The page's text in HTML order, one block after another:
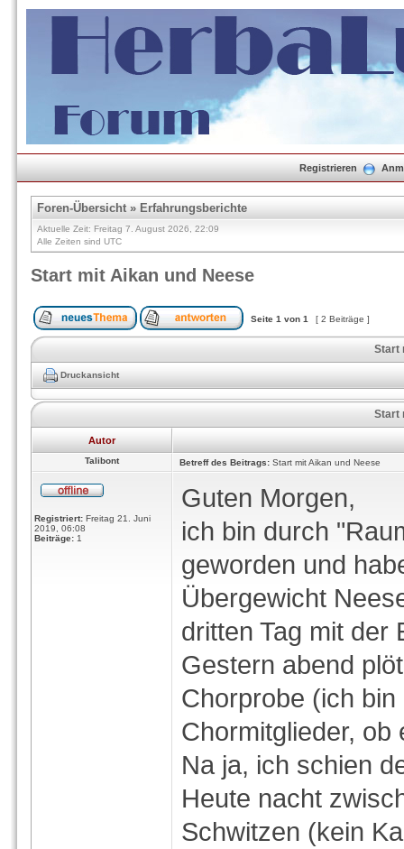
Registrieren
Foren-Übersicht» Erfahrungsberichte
Aktuelle Zeit: Freitag 7. August 2026, 22:09
Alle Zeiten sind UTC
Start mit Aikan und Neese
Seite 1 von 1 [ 2 Beiträge ]
Start
Druckansicht
Start
Autor
Talibont Betreff des Beitrags: Start mit Aikan und Neese
Registriert: Freitag 21. Juni
2019, 06:08
Beiträge: 1
Guten Morgen,
ich bin durch
geworden und
Übergewicht
dritten Tag mit der
Gestern abend
Chorprobe (ich
Chormitglieder,
Na ja, ich schien
Heute nacht
Schwitzen (kein